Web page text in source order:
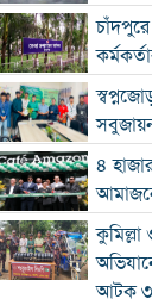
৪
কুমিল্লা
আটক ৩